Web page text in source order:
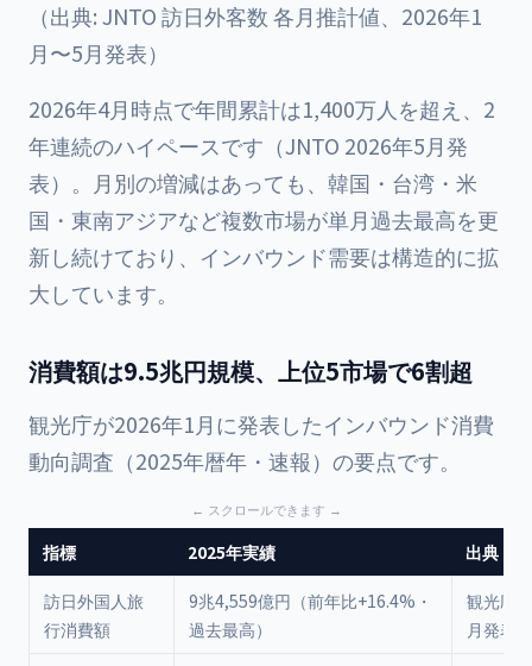
（出典: JNTO 訪日外客数 各月推計値、2026年1
月〜5月発表）
2026年4月時点で年間累計は1,400万人を超え、2
年連続のハイペースです（JNTO 2026年5月発
表）。月別の増減はあっても、韓国・台湾・米
国・東南アジアなど複数市場が単月過去最高を更
新し続けており、インバウンド需要は構造的に拡
大しています。
消費額は9.5兆円規模、上位5市場で6割超
観光庁が2026年1月に発表したインバウンド消費
動向調査（2025年暦年・速報）の要点です。
指標 2025年実績 出典
訪日外国人旅
行消費額
9兆4,559億円（前年比+16.4%・
過去最高）
観光庁
月発表